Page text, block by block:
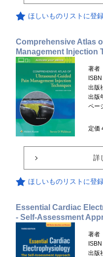
ほしいものリストに登
Comprehensive Atlas
Management Injection
著者
ISBN
出版
出版
ペー
定価
詳
ほしいものリストに登
Essential Cardiac
- Self-Assessment
著者
ISBN
出版